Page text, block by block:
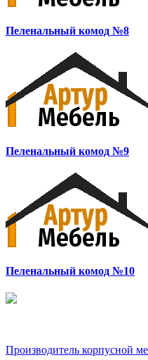
Пеленальный комод №8
Пеленальный комод №9
Пеленальный комод №10
Производитель корпусной